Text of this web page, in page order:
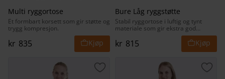
Multi ryggortose
Et formbart korsett som gir støtte og
trygg kompresjon.
kr 835
Bure Låg ryggstøtte
Stabil ryggortose i luftig og tynt
materiale som gir ekstra god
kr 815
Lagre som favoritt